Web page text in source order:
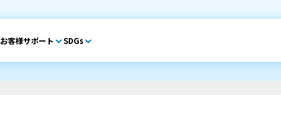
お客様サポート SDGs